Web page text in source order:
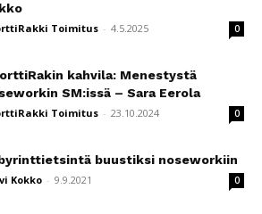
Toimitus - 4.5.2025 0
kahvila: Menestystä
SM:issä – Sara Eerola
Toimitus - 23.10.2024 0
buustiksi noseworkiin
Kokko - 9.9.2021 0